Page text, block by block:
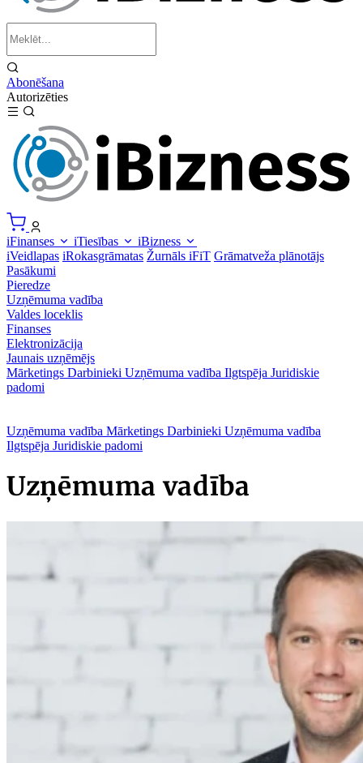
Abonēšana
Autorizēties
iFinanses iTiesības
iBizness
iVeidlapas iRokasgrāmatas Žurnāls iFiT Grāmatveža plānotājs
Pasākumi
Pieredze
Uzņēmuma vadība
Valdes loceklis
Finanses
Elektronizācija
Jaunais uzņēmējs
Mārketings Darbinieki Uzņēmuma vadība Ilgtspēja Juridiskie
padomi
Uzņēmuma vadība Mārketings Darbinieki Uzņēmuma vadība
Ilgtspēja Juridiskie padomi
Uzņēmuma vadība